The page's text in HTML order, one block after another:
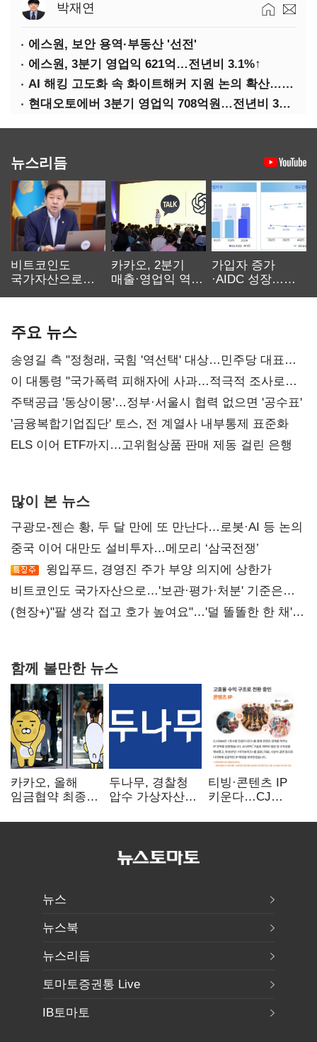
박재연
에스원, 보안 용역·부동산 '선전'
에스원, 3분기 영업익 621억…전년비 3.1%↑
AI 해킹 고도화 속 화이트해커 지원 논의 확산…'버그바운티' 재조명
현대오토에버 3분기 영업익 708억원…전년비 34.8%↑
뉴스리듬
비트코인도
국가자산으로…'
카카오, 2분기
매출·영업익 역대
가입자 증가
·AIDC 성장…
주요 뉴스
송영길 측 "정청래, 국힘 '역선택' 대상…민주당 대표로
총선 지휘 못해"
이 대통령 "국가폭력 피해자에 사과…적극적 조사로
진실 밝혀야"
주택공급 '동상이몽'…정부·서울시 협력 없으면 '공수표'
'금융복합기업집단' 토스, 전 계열사 내부통제 표준화
ELS 이어 ETF까지…고위험상품 판매 제동 걸린 은행
많이 본 뉴스
구광모-젠슨 황, 두 달 만에 또 만난다…로봇·AI 등 논의
중국 이어 대만도 설비투자…메모리 ‘삼국전쟁’
윙입푸드, 경영진 주가 부양 의지에 상한가
비트코인도 국가자산으로…'보관·평가·처분' 기준은
숙제
(현장+)"팔 생각 접고 호가 높여요"…'덜 똘똘한 한 채'
함께 볼만한 뉴스
카카오, 올해
임금협약 최종
인상·격려금
두나무, 경찰청
압수 가상자산
커스터디 사업
티빙·콘텐츠 IP
키운다…CJ
글로벌 확장 가속
뉴스
뉴스북
뉴스리듬
토마토증권통 Live
IB토마토